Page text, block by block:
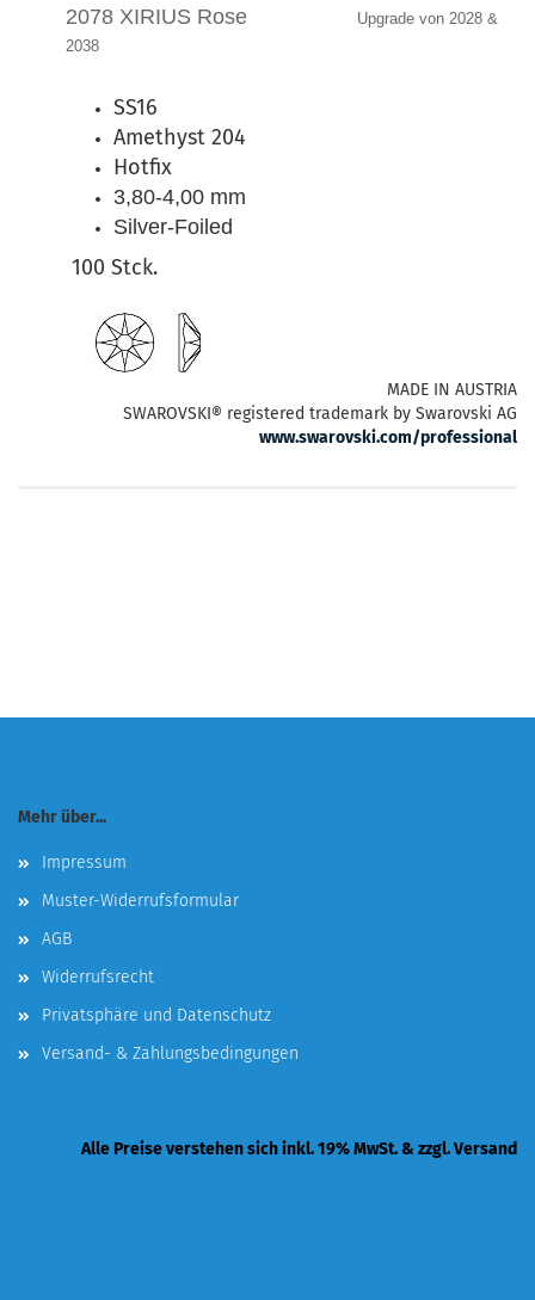
2078 XIRIUS Rose
Upgrade von 2028 &
2038
SS16
Amethyst 204
Hotfix
3,80-4,00 mm
Silver-Foiled
100 Stck.
MADE IN AUSTRIA
SWAROVSKI® registered trademark by Swarovski AG
www.swarovski.com/professional
Mehr über...
Impressum
Muster-Widerrufsformular
AGB
Widerrufsrecht
Privatsphäre und Datenschutz
Versand- & Zahlungsbedingungen
Alle Preise verstehen sich inkl. 19% MwSt. & zzgl. Versand